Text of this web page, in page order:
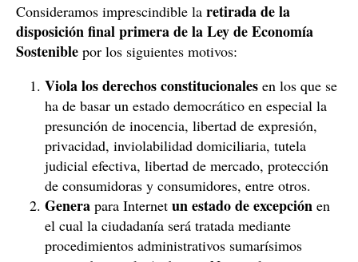
Consideramos imprescindible la retirada de la
disposición final primera de la Ley de Economía
Sostenible por los siguientes motivos:
Viola los derechos constitucionales en los que se
ha de basar un estado democrático en especial la
presunción de inocencia, libertad de expresión,
privacidad, inviolabilidad domiciliaria, tutela
judicial efectiva, libertad de mercado, protección
de consumidoras y consumidores, entre otros.
Genera para Internet un estado de excepción en
el cual la ciudadanía será tratada mediante
procedimientos administrativos sumarísimos